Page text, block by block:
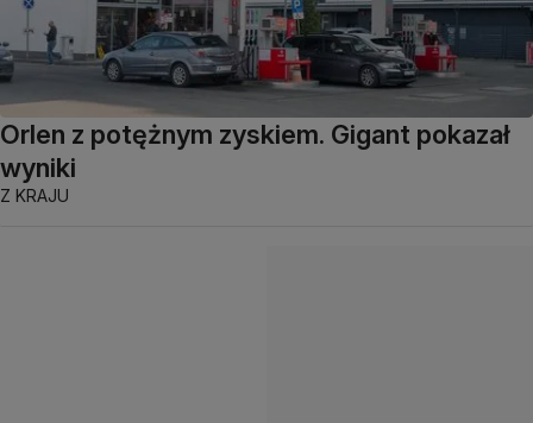
Orlen z potężnym zyskiem. Gigant pokazał
wyniki
Z KRAJU